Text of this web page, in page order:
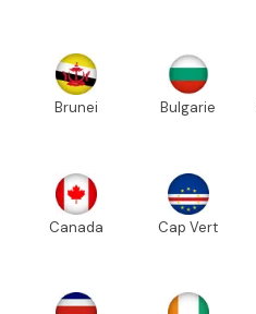
Brunei Bulgarie
Canada Cap Vert